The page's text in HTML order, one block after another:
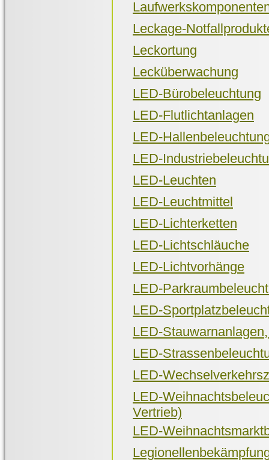
Leckage-
Leckortung
Lecküberwachung
LED-Bürobeleuchtung
LED-Flutlichtanlagen
LED-
LED-
LED-Leuchten
LED-Leuchtmittel
LED-Lichterketten
LED-Lichtschläuche
LED-Lichtvorhänge
LED-
LED-
LED-
LED-
LED-
LED-
Vertrieb)
LED-